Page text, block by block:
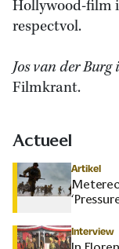
Hollywood-film
respectvol.
Jos van der
Filmkrant.
Actueel
Artikel
Interview